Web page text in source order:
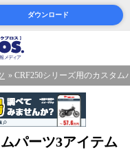
ダウンロード
CRF250シリーズ用のカスタ
パーツ3アイテム